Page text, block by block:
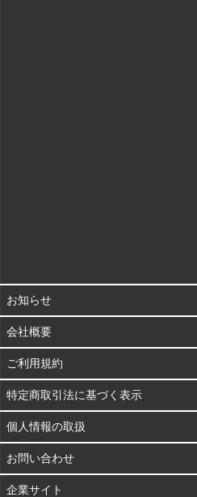
お知らせ
会社概要
ご利用規約
特定商取引法に基づく表示
個人情報の取扱
お問い合わせ
企業サイト